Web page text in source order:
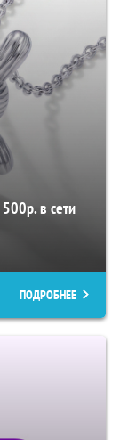
в сети
ПОДРОБНЕЕ